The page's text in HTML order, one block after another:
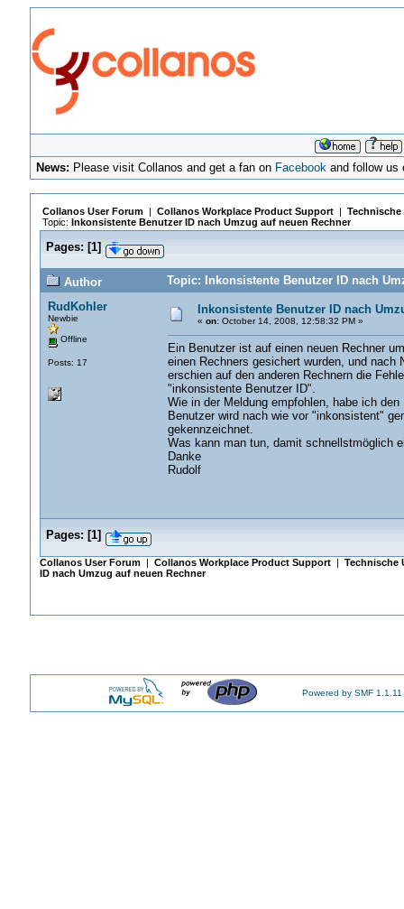
News: Please visit Collanos and get a fan on Facebook and follow us
Collanos User Forum| Collanos Workplace Product Support|
Topic: Inkonsistente Benutzer ID nach Umzug auf neuen Rechner
Pages: [1]
Author
Topic: Inkonsistente Benutzer ID nach
RudKohler
Newbie
Offline
Posts: 17
Inkonsistente Benutzer ID nach
« on:October 14, 2008, 12:58:32 PM »
Ein Benutzer ist auf einen neuen Rechner
einen Rechners gesichert wurden, und nach
erschien auf den anderen Rechnern die
"inkonsistente Benutzer ID".
Wie in der Meldung empfohlen, habe ich
Benutzer wird nach wie vor "inkonsistent"
gekennzeichnet.
Was kann man tun, damit schnellstmöglich
Danke
Rudolf
Pages: [1]
Collanos User Forum| Collanos Workplace Product Support| Technische
ID nach Umzug auf neuen Rechner
Powered by SMF 1.1.11